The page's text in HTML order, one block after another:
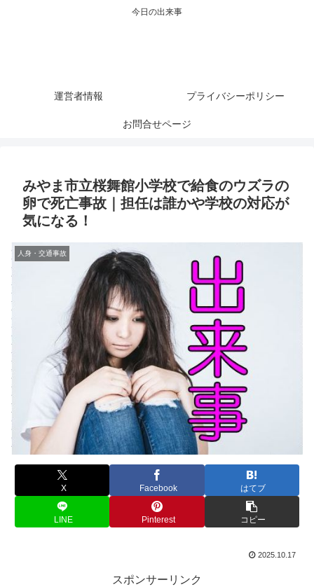
今日の出来事
運営者情報 プライバシーポリシー
お問合せページ
みやま市立桜舞館小学校で給食のウズラの
卵で死亡事故｜担任は誰かや学校の対応が
気になる！
人身・交通事故
X Facebook はてブ
LINE Pinterest コピー
2025.10.17
スポンサーリンク